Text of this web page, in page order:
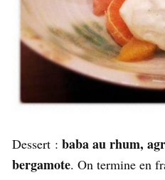
Dessert : baba au rhum,
bergamote. On termine en